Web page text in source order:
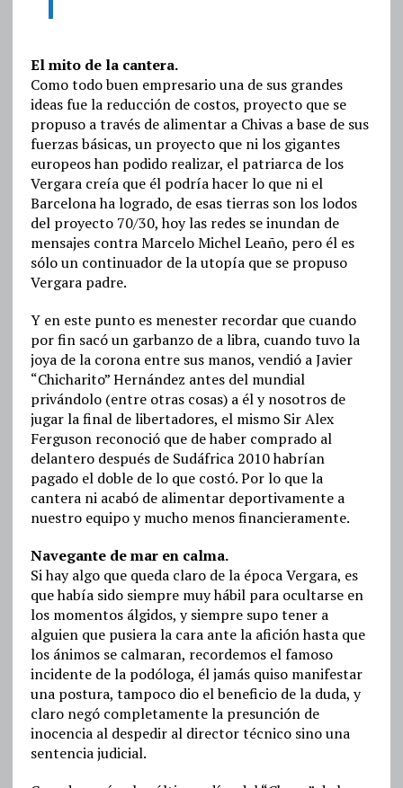
El mito de la cantera.
Como todo buen empresario una de sus grandes
ideas fue la reducción de costos, proyecto que se
propuso a través de alimentar a Chivas a base de sus
fuerzas básicas, un proyecto que ni los gigantes
europeos han podido realizar, el patriarca de los
Vergara creía que él podría hacer lo que ni el
Barcelona ha logrado, de esas tierras son los lodos
del proyecto 70/30, hoy las redes se inundan de
mensajes contra Marcelo Michel Leaño, pero él es
sólo un continuador de la utopía que se propuso
Vergara padre.
Y en este punto es menester recordar que cuando
por fin sacó un garbanzo de a libra, cuando tuvo la
joya de la corona entre sus manos, vendió a Javier
“Chicharito” Hernández antes del mundial
privándolo (entre otras cosas) a él y nosotros de
jugar la final de libertadores, el mismo Sir Alex
Ferguson reconoció que de haber comprado al
delantero después de Sudáfrica 2010 habrían
pagado el doble de lo que costó. Por lo que la
cantera ni acabó de alimentar deportivamente a
nuestro equipo y mucho menos financieramente.
Navegante de mar en calma.
Si hay algo que queda claro de la época Vergara, es
que había sido siempre muy hábil para ocultarse en
los momentos álgidos, y siempre supo tener a
alguien que pusiera la cara ante la afición hasta que
los ánimos se calmaran, recordemos el famoso
incidente de la podóloga, él jamás quiso manifestar
una postura, tampoco dio el beneficio de la duda, y
claro negó completamente la presunción de
inocencia al despedir al director técnico sino una
sentencia judicial.